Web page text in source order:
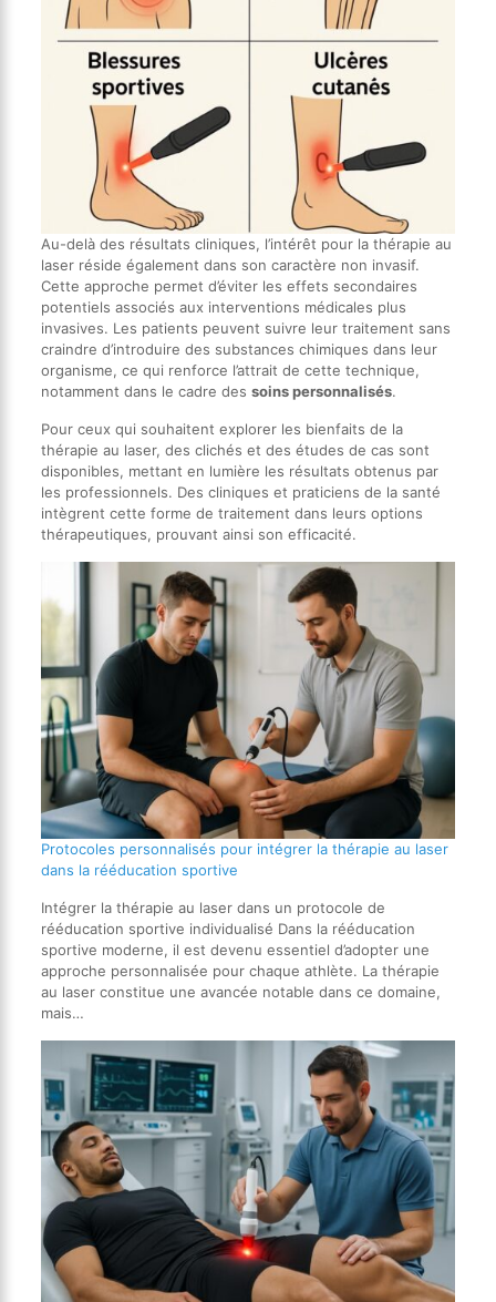
Au-delà des résultats cliniques, l’intérêt pour la thérapie au
laser réside également dans son caractère non invasif.
Cette approche permet d’éviter les effets secondaires
potentiels associés aux interventions médicales plus
invasives. Les patients peuvent suivre leur traitement sans
craindre d’introduire des substances chimiques dans leur
organisme, ce qui renforce l’attrait de cette technique,
notamment dans le cadre des soins personnalisés.
Pour ceux qui souhaitent explorer les bienfaits de la
thérapie au laser, des clichés et des études de cas sont
disponibles, mettant en lumière les résultats obtenus par
les professionnels. Des cliniques et praticiens de la santé
intègrent cette forme de traitement dans leurs options
thérapeutiques, prouvant ainsi son efficacité.
Protocoles personnalisés pour intégrer la thérapie au laser
dans la rééducation sportive
Intégrer la thérapie au laser dans un protocole de
rééducation sportive individualisé Dans la rééducation
sportive moderne, il est devenu essentiel d’adopter une
approche personnalisée pour chaque athlète. La thérapie
au laser constitue une avancée notable dans ce domaine,
mais…